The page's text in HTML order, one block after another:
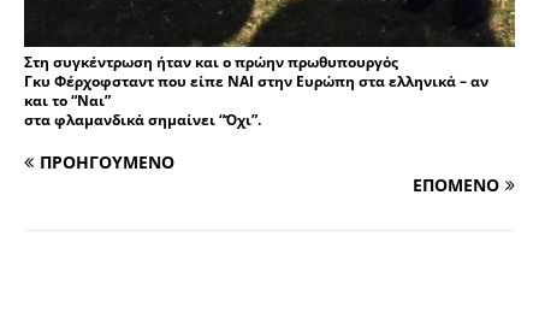
Στη συγκέντρωση ήταν και ο πρώην πρωθυπουργός
Γκυ Φέρχοφσταντ που είπε ΝΑΙ στην Ευρώπη στα ελληνικά – αν
και το “Ναι”
στα φλαμανδικά σημαίνει “Όχι”.
ΠΡΟΗΓΟΥΜΕΝΟ
ΕΠΟΜΕΝΟ